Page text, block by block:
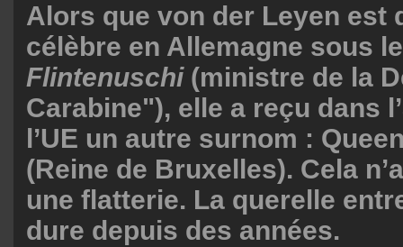
Alors que von der Leyen est
célèbre en Allemagne sous
Flintenuschi (ministre de la
Carabine"), elle a reçu dans
l’UE un autre surnom :
(Reine de Bruxelles). Cela
une flatterie. La querelle
dure depuis des années.